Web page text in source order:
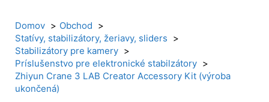
Domov
Obchod
Statívy, stabilizátory, žeriavy, sliders
Stabilizátory pre kamery
Príslušenstvo pre elektronické stabilzátory
Zhiyun Crane 3 LAB Creator Accessory Kit (výroba
ukončená)